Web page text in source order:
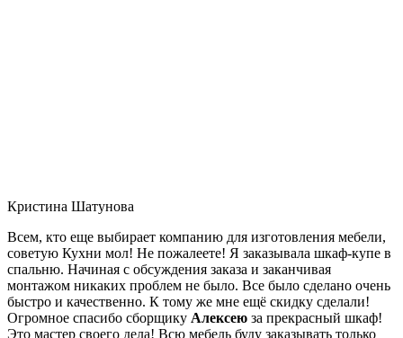
Кристина Шатунова
Всем, кто еще выбирает компанию для изготовления мебели,
советую Кухни мол! Не пожалеете! Я заказывала шкаф-купе в
спальню. Начиная с обсуждения заказа и заканчивая
монтажом никаких проблем не было. Все было сделано очень
быстро и качественно. К тому же мне ещё скидку сделали!
Огромное спасибо сборщику Алексею за прекрасный шкаф!
Это мастер своего дела! Всю мебель буду заказывать только